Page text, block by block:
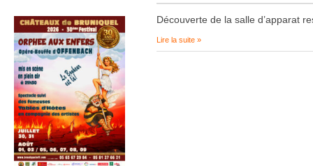
Découverte de la salle d’apparat
Lire la suite »